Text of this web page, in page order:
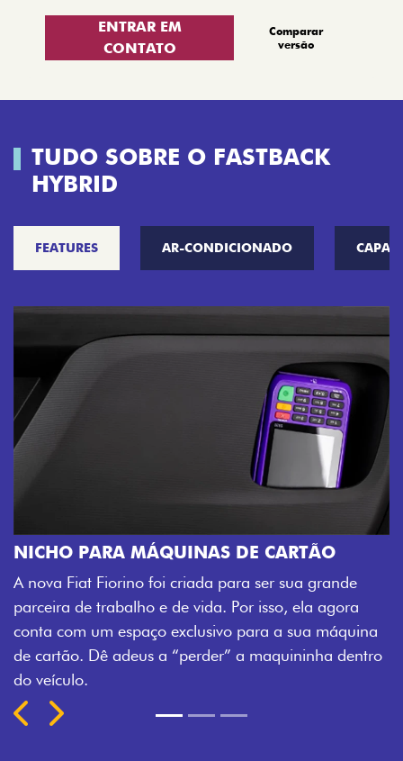
ENTRAR EM
CONTATO
Comparar
versão
TUDO SOBRE O FASTBACK
HYBRID
FEATURES AR-CONDICIONADO
grande
agora
máquina
dentro
CHAVE COM TELECOMANDO
Agora, a chave da sua nova Fiorino pode
veículo também à distância, e não mais
fechadura. São detalhes como esse que
mais fluidez para o seu dia de trabalho.